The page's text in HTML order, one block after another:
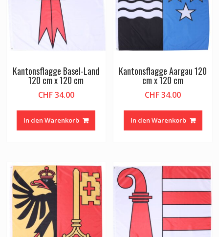
Kantonsflagge Basel-Land
120 cm x 120 cm
CHF34.00
In den Warenkorb
Kantonsflagge Aargau 120
cm x 120 cm
CHF34.00
In den Warenkorb